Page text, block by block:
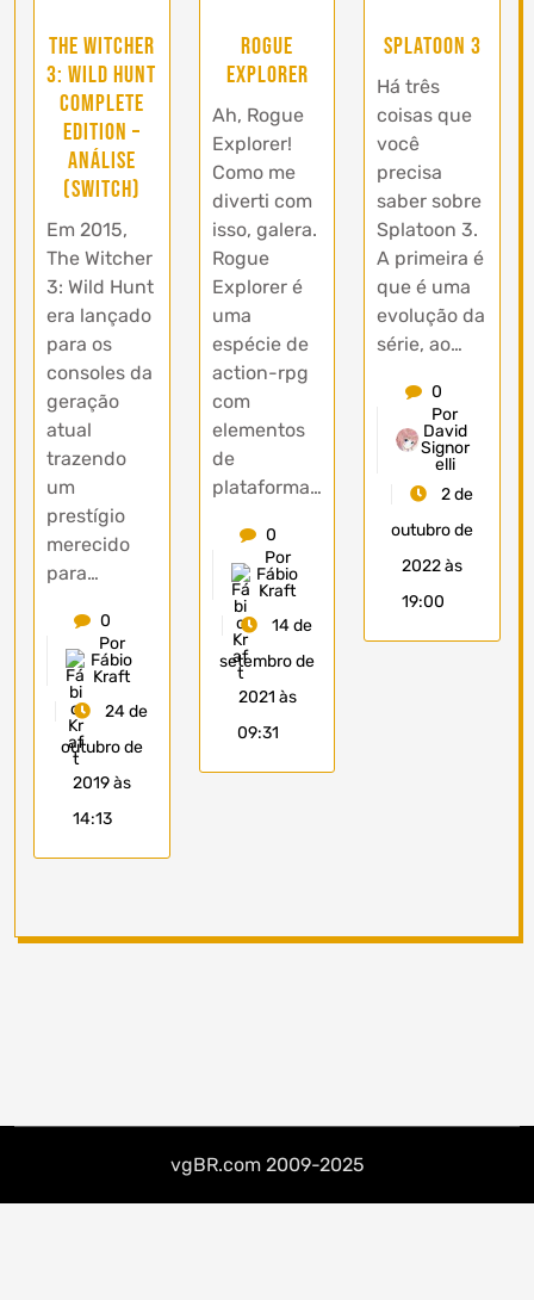
The Witcher
3: Wild Hunt
Complete
Edition –
Análise
(Switch)
Em 2015,
The Witcher
3: Wild Hunt
era lançado
para os
consoles da
geração
atual
trazendo
um
prestígio
merecido
para…
0
Por
Fábio
Kraft
24 de
outubro de
2019 às
14:13
Rogue
Explorer
Ah, Rogue
Explorer!
Como me
diverti com
isso, galera.
Rogue
Explorer é
uma
espécie de
action-rpg
com
elementos
de
plataforma…
0
Por
Fábio
Kraft
14 de
setembro de
2021 às
09:31
Splatoon 3
Há três
coisas que
você
precisa
saber sobre
Splatoon 3.
A primeira é
que é uma
evolução da
série, ao…
0
Por
David
Signor
elli
2 de
outubro de
2022 às
19:00
vgBR.com 2009-2025